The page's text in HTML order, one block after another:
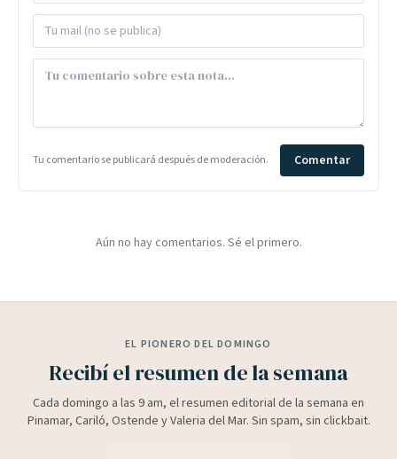
Tu comentario se publicará después de moderación. Comentar
Aún no hay comentarios. Sé el primero.
EL PIONERO DEL DOMINGO
Recibí el resumen de la semana
Cada domingo a las 9 am, el resumen editorial de la semana en
Pinamar, Cariló, Ostende y Valeria del Mar. Sin spam, sin clickbait.